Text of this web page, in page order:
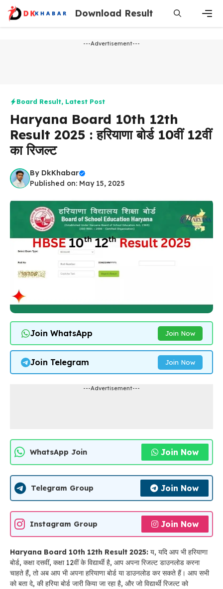
Skip
content
Download Result
---Advertisement---
Board Result, Latest Post
Haryana Board 10th 12th
Result 2025 : हरियाणा बोर्ड 10वीं 12वीं
का रिजल्ट
By DkKhabar
Published on: May 15, 2025
Join WhatsApp Join Now
Join Telegram Join Now
---Advertisement---
WhatsApp Join Join Now
Telegram Group Join Now
Instagram Group Join Now
Haryana Board 10th 12th Result 2025: य, यदि आप भी हरियाणा
बोर्ड, कक्षा दसवीं, कक्षा 12वीं के विद्यार्थी है, आप अपना रिजल्ट डाउनलोड करना
चाहते हैं, तो अब आप भी अपना हरियाणा बोर्ड या डाउनलोड कर सकते हैं। आप सभी
को बता दे, की हरिया बोर्ड जारी किया जा रहा है, और जो विद्यार्थी रिजल्ट को